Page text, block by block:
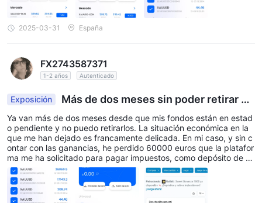
noticias, así que supongo que siguen investigando. Mientras tant
o, precaución con invertir con ellos. Recordad, ahira son XH Pro.
2025-03-31 España
FX2743587371
1-2 años Autenticado
Exposición
Más de dos meses sin poder retirar mi
s fondos
Ya van más de dos meses desde que mis fondos están en estad
o pendiente y no puedo retirarlos. La situación económica en la
que me han dejado es francamente delicada. En mi caso, y sin c
ontar con las ganancias, he perdido 60000 euros que la platafor
ma me ha solicitado para pagar impuestos, como depósito de cu
enta platinum para poder retirar grandes cantidades y para pag
ar un bloqueo de cuenta causado por el dinero que la persona q
ue me incluyó en la plataforma me había "prestado" ingresándol
o directamente en la plataforma.